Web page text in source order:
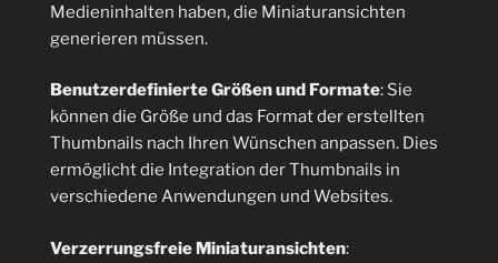
Medieninhalten haben, die Miniaturansichten
generieren müssen.
Benutzerdefinierte Größen und Formate: Sie
können die Größe und das Format der erstellten
Thumbnails nach Ihren Wünschen anpassen. Dies
ermöglicht die Integration der Thumbnails in
verschiedene Anwendungen und Websites.
Verzerrungsfreie Miniaturansichten: